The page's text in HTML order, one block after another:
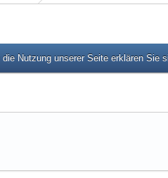
Nutzung unserer Seite erklären